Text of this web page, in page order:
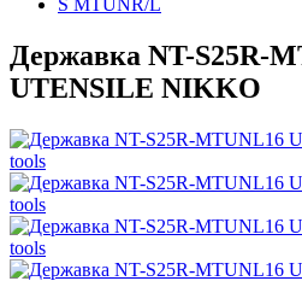
S MTUNR/L
Державка NT-S25R-
UTENSILE NIKKO